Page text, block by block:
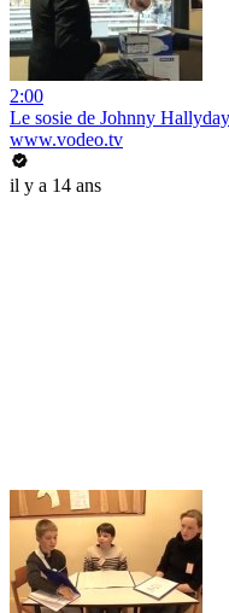
2:00
Le sosie de Johnny Hallyday
www.vodeo.tv
il y a 14 ans